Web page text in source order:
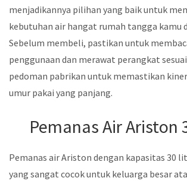
menjadikannya pilihan yang baik untuk
kebutuhan air hangat rumah tangga kamu
Sebelum membeli, pastikan untuk
penggunaan dan merawat perangkat
pedoman pabrikan untuk memastikan
umur pakai yang panjang.
Pemanas Air Ariston
Pemanas air Ariston dengan kapasitas 30
yang sangat cocok untuk keluarga besar